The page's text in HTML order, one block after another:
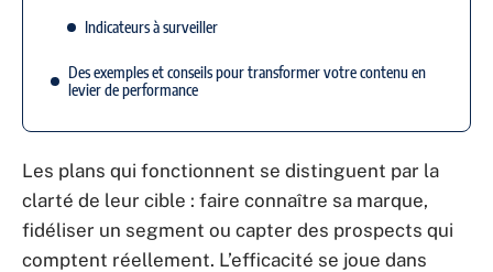
Indicateurs à surveiller
Des exemples et conseils pour transformer votre contenu en
levier de performance
Les plans qui fonctionnent se distinguent par la
clarté de leur cible : faire connaître sa marque,
fidéliser un segment ou capter des prospects qui
comptent réellement. L’efficacité se joue dans